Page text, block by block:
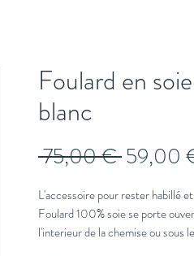
Foulard en
blanc
75,00 € Prix
59,00
L'accessoire pour rester habillé
Foulard 100% soie se porte
l'interieur de la chemise ou sous